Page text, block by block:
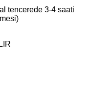
tencerede 3-4 saati